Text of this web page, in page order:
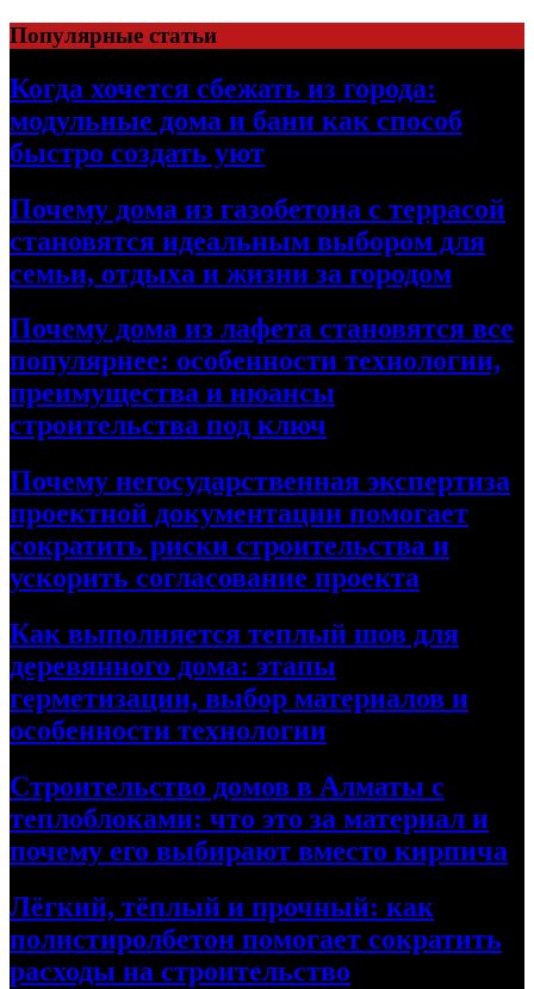
Перейти
к
содержимому
Популярные статьи
Когда хочется сбежать из города:
модульные дома и бани как способ
быстро создать уют
Почему дома из газобетона с террасой
становятся идеальным выбором для
семьи, отдыха и жизни за городом
Почему дома из лафета становятся все
популярнее: особенности технологии,
преимущества и нюансы
строительства под ключ
Почему негосударственная экспертиза
проектной документации помогает
сократить риски строительства и
ускорить согласование проекта
Как выполняется теплый шов для
деревянного дома: этапы
герметизации, выбор материалов и
особенности технологии
Строительство домов в Алматы с
теплоблоками: что это за материал и
почему его выбирают вместо кирпича
Лёгкий, тёплый и прочный: как
полистиролбетон помогает сократить
расходы на строительство